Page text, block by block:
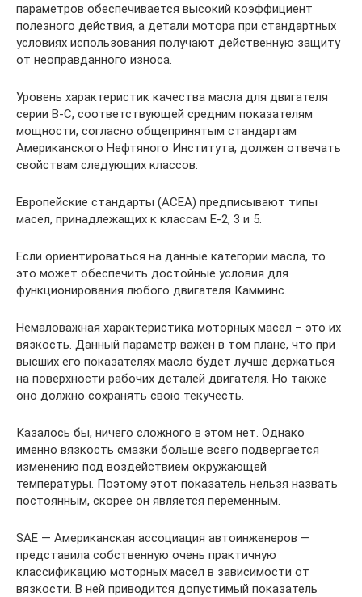
параметров обеспечивается высокий коэффициент
полезного действия, а детали мотора при стандартных
условиях использования получают действенную защиту
от неоправданного износа.
Уровень характеристик качества масла для двигателя
серии В-С, соответствующей средним показателям
мощности, согласно общепринятым стандартам
Американского Нефтяного Института, должен отвечать
свойствам следующих классов:
Европейские стандарты (АСЕА) предписывают типы
масел, принадлежащих к классам Е-2, 3 и 5.
Если ориентироваться на данные категории масла, то
это может обеспечить достойные условия для
функционирования любого двигателя Камминс.
Немаловажная характеристика моторных масел – это их
вязкость. Данный параметр важен в том плане, что при
высших его показателях масло будет лучше держаться
на поверхности рабочих деталей двигателя. Но также
оно должно сохранять свою текучесть.
Казалось бы, ничего сложного в этом нет. Однако
именно вязкость смазки больше всего подвергается
изменению под воздействием окружающей
температуры. Поэтому этот показатель нельзя назвать
постоянным, скорее он является переменным.
SAE — Американская ассоциация автоинженеров —
представила собственную очень практичную
классификацию моторных масел в зависимости от
вязкости. В ней приводится допустимый показатель